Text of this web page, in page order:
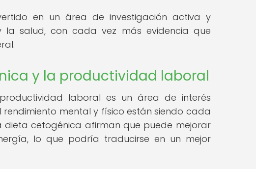
en un área de investigación activa y
salud, con cada vez más evidencia que
y la productividad laboral
laboral es un área de interés
mental y físico están siendo cada
dieta cetogénica afirman que puede mejorar
lo que podría traducirse en un mejor